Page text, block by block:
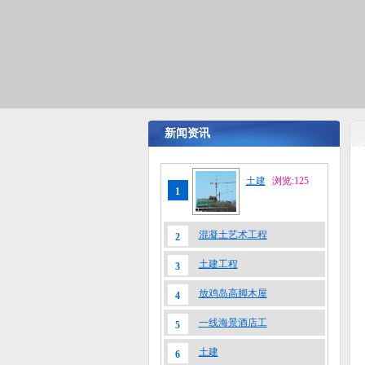
新闻资讯
1
土建 浏览:125
2 混凝土艺术工程
3 土建工程
4 放鸡岛高脚木屋
5 一线海景酒店工
6 土建